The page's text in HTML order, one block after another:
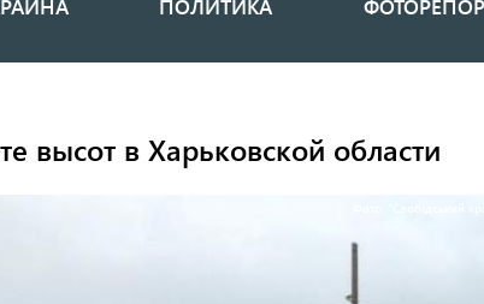
ПОЛИТИКА
высот в Харьковской области